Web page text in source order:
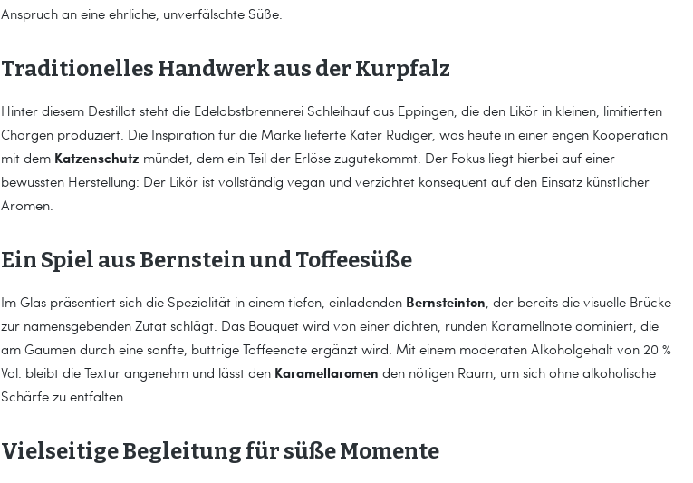
Anspruch an eine ehrliche, unverfälschte Süße.
Traditionelles Handwerk aus der Kurpfalz
Hinter diesem Destillat steht die Edelobstbrennerei Schleihauf aus Eppingen, die den Likör in kleinen, limitierten
Chargen produziert. Die Inspiration für die Marke lieferte Kater Rüdiger, was heute in einer engen Kooperation
mit dem Katzenschutz mündet, dem ein Teil der Erlöse zugutekommt. Der Fokus liegt hierbei auf einer
bewussten Herstellung: Der Likör ist vollständig vegan und verzichtet konsequent auf den Einsatz künstlicher
Aromen.
Ein Spiel aus Bernstein und Toffeesüße
Im Glas präsentiert sich die Spezialität in einem tiefen, einladenden Bernsteinton, der bereits die visuelle Brücke
zur namensgebenden Zutat schlägt. Das Bouquet wird von einer dichten, runden Karamellnote dominiert, die
am Gaumen durch eine sanfte, buttrige Toffeenote ergänzt wird. Mit einem moderaten Alkoholgehalt von 20 %
Vol. bleibt die Textur angenehm und lässt den Karamellaromen den nötigen Raum, um sich ohne alkoholische
Schärfe zu entfalten.
Vielseitige Begleitung für süße Momente